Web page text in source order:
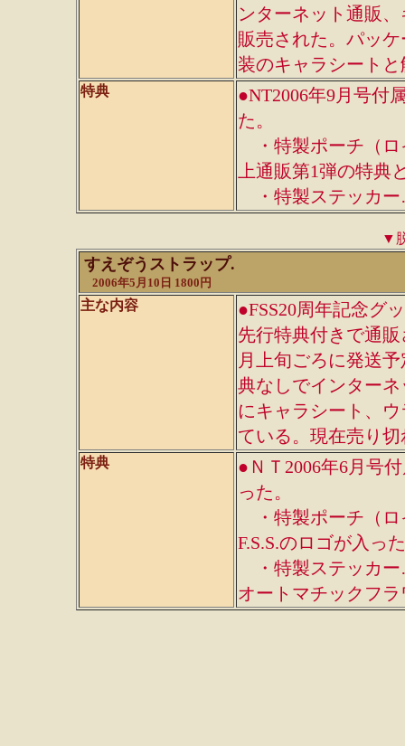
ンターネット通販
販売された。パッ
装のキャラシート
特典
●NT2006年9月号付
た。
・特製ポーチ（ロ
上通販第1弾の特典
・特製ステッカー
▼
すえぞうストラップ.
2006年5月10日 1800円
主な内容
●FSS20周年記念グ
先行特典付きで通
月上旬ごろに発送
典なしでインター
にキャラシート、
ている。現在売り切
特典
●ＮＴ2006年6月号
った。
・特製ポーチ（ロ
F.S.S.のロゴが入っ
・特製ステッカー
オートマチックフ